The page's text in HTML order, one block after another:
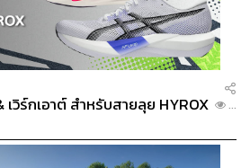
วิร์กเอาต์ สำหรับสายลุย HYROX ...